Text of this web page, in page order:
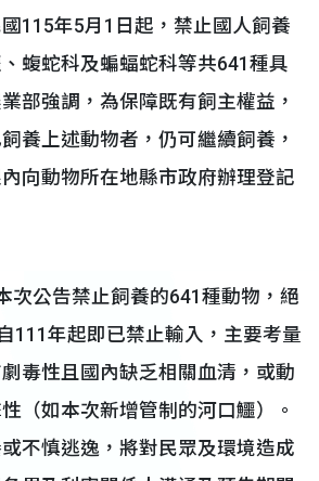
115年5月1日起，禁止國人飼養
蝮蛇科及蝙蝠蛇科等共641種具
部強調，為保障既有飼主權益，
養上述動物者，仍可繼續飼養，
向動物所在地縣市政府辦理登記
公告禁止飼養的641種動物，絕
111年起即已禁止輸入，主要考量
毒性且國內缺乏相關血清，或動
（如本次新增管制的河口鱷）。
不慎逃逸，將對民眾及環境造成